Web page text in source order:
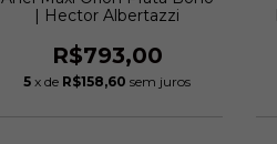
| Hector Albertazzi
R$793,00
5 x de R$158,60 sem juros